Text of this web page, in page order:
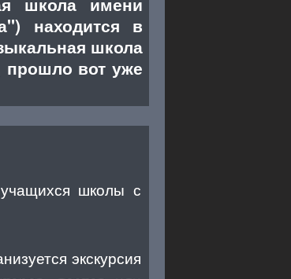
находится в
школа
прошло вот уже
школы с
экскурсия